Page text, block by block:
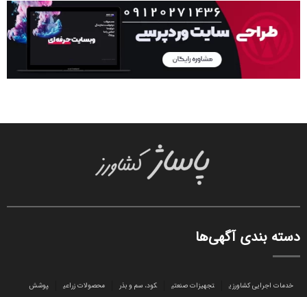
دسته بندی آگهی‌ها
خدمات اجرایی کشاورزی تجهیزات صنعتی کود، سم و بذر محصولات زراعی
پوشش